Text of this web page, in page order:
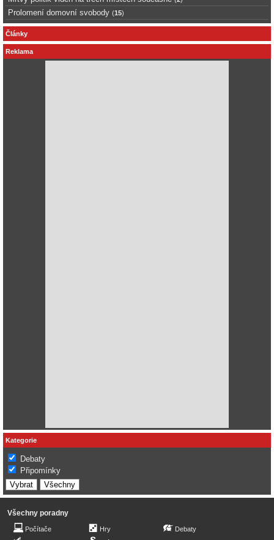
Prolomení domovní svobody (15)
Články
Reklama
Kategorie
Debaty
Připomínky
Všechny poradny
Počítače
Hry
Debaty